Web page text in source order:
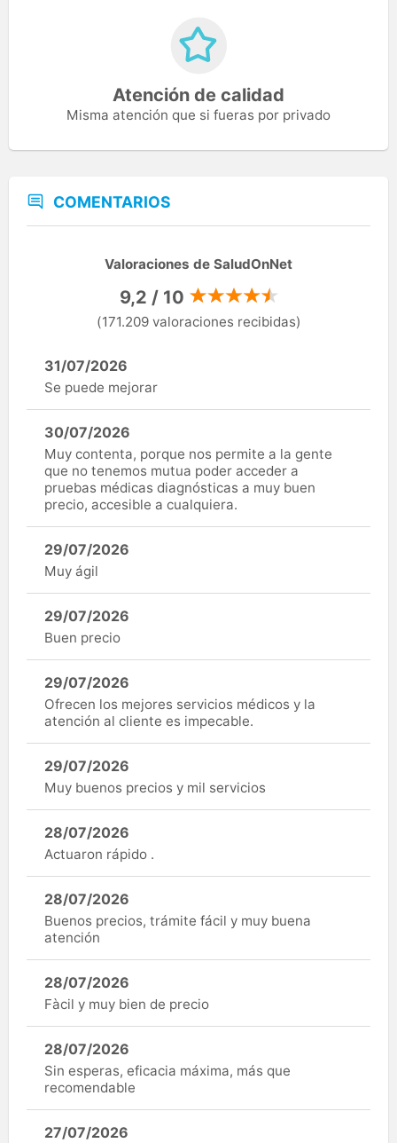
Atención de calidad
Misma atención que si fueras por privado
COMENTARIOS
Valoraciones de SaludOnNet
9,2 / 10
(171.209 valoraciones recibidas)
31/07/2026
Se puede mejorar
30/07/2026
Muy contenta, porque nos permite a la gente
que no tenemos mutua poder acceder a
pruebas médicas diagnósticas a muy buen
precio, accesible a cualquiera.
29/07/2026
Muy ágil
29/07/2026
Buen precio
29/07/2026
Ofrecen los mejores servicios médicos y la
atención al cliente es impecable.
29/07/2026
Muy buenos precios y mil servicios
28/07/2026
Actuaron rápido .
28/07/2026
Buenos precios, trámite fácil y muy buena
atención
28/07/2026
Fàcil y muy bien de precio
28/07/2026
Sin esperas, eficacia máxima, más que
recomendable
27/07/2026